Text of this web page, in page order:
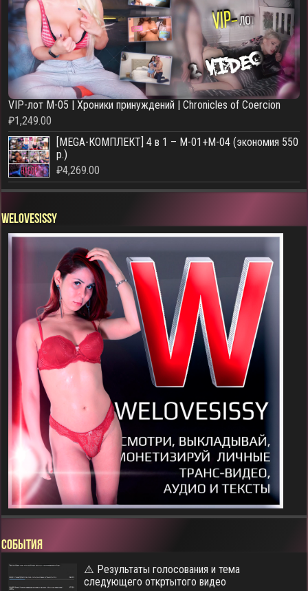
VIP-лот M-05 | Хроники принуждений | Chronicles of Coercion
₽1,249.00
[MEGA-КОМПЛЕКТ] 4 в 1 – M-01+M-04 (экономия 550
р.)
₽4,269.00
WELOVESISSY
СОБЫТИЯ
⚠️ Результаты голосования и тема
следующего откртытого видео